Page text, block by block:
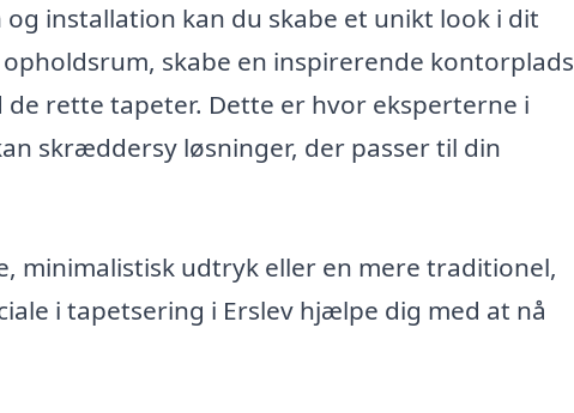
installation kan du skabe et unikt look i dit
skabe en inspirerende kontorplads
rette tapeter. Dette er hvor eksperterne i
skræddersy løsninger, der passer til din
minimalistisk udtryk eller en mere traditionel,
i tapetsering i Erslev hjælpe dig med at nå